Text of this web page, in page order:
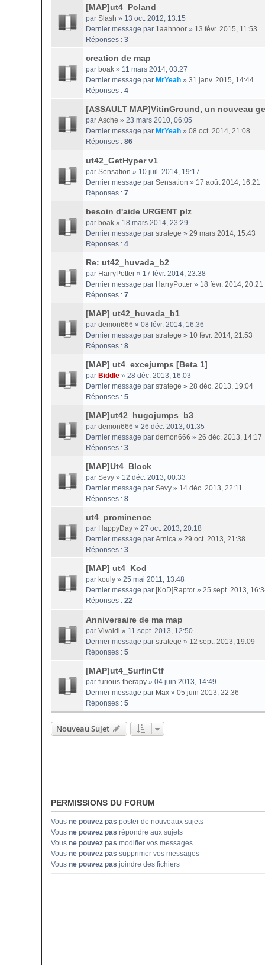
[MAP]ut4_Poland
par Slash » 13 oct. 2012, 13:15
Dernier message par 1aahnoor » 13 févr. 2015, 11:53
Réponses : 3
creation de map
par boak » 11 mars 2014, 03:27
Dernier message par MrYeah » 31 janv. 2015, 14:44
Réponses : 4
[ASSAULT MAP]VitinGround, un nouveau
par Asche » 23 mars 2010, 06:05
Dernier message par MrYeah » 08 oct. 2014, 21:08
Réponses : 86
ut42_GetHyper v1
par Sensation » 10 juil. 2014, 19:17
Dernier message par Sensation » 17 août 2014, 16:21
Réponses : 7
besoin d'aide URGENT plz
par boak » 18 mars 2014, 23:29
Dernier message par stratege » 29 mars 2014, 15:43
Réponses : 4
Re: ut42_huvada_b2
par HarryPotter » 17 févr. 2014, 23:38
Dernier message par HarryPotter » 18 févr. 2014, 20:21
Réponses : 7
[MAP] ut42_huvada_b1
par demon666 » 08 févr. 2014, 16:36
Dernier message par stratege » 10 févr. 2014, 21:53
Réponses : 8
[MAP] ut4_excejumps [Beta 1]
par Biddle » 28 déc. 2013, 16:03
Dernier message par stratege » 28 déc. 2013, 19:04
Réponses : 5
[MAP]ut42_hugojumps_b3
par demon666 » 26 déc. 2013, 01:35
Dernier message par demon666 » 26 déc. 2013, 14:17
Réponses : 3
[MAP]Ut4_Block
par Sevy » 12 déc. 2013, 00:33
Dernier message par Sevy » 14 déc. 2013, 22:11
Réponses : 8
ut4_prominence
par HappyDay » 27 oct. 2013, 20:18
Dernier message par Arnica » 29 oct. 2013, 21:38
Réponses : 3
[MAP] ut4_Kod
par kouly » 25 mai 2011, 13:48
Dernier message par [KoD]Raptor » 25 sept. 2013,
Réponses : 22
Anniversaire de ma map
par Vivaldi » 11 sept. 2013, 12:50
Dernier message par stratege » 12 sept. 2013, 19:09
Réponses : 5
[MAP]ut4_SurfinCtf
par furious-therapy » 04 juin 2013, 14:49
Dernier message par Max » 05 juin 2013, 22:36
Réponses : 5
Nouveau Sujet
PERMISSIONS DU FORUM
Vous ne pouvez pas poster de nouveaux sujets
Vous ne pouvez pas répondre aux sujets
Vous ne pouvez pas modifier vos messages
Vous ne pouvez pas supprimer vos messages
Vous ne pouvez pas joindre des fichiers